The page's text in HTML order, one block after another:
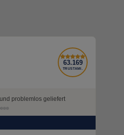
63.169
TRUSTAMI.
problemlos geliefert